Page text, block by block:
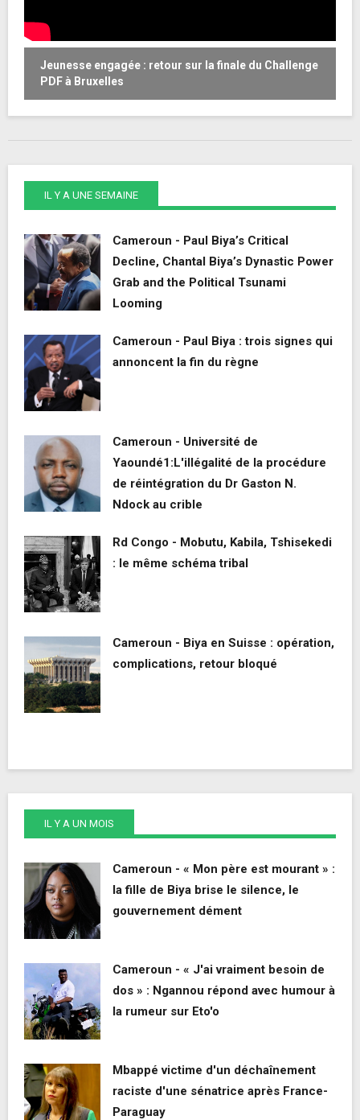
Jeunesse engagée : retour sur la finale du Challenge
PDF à Bruxelles
IL Y A UNE SEMAINE
Cameroun - Paul Biya’s Critical
Decline, Chantal Biya’s Dynastic Power
Grab and the Political Tsunami
Looming
Cameroun - Paul Biya : trois signes qui
annoncent la fin du règne
Cameroun - Université de
Yaoundé1:L'illégalité de la procédure
de réintégration du Dr Gaston N.
Ndock au crible
Rd Congo - Mobutu, Kabila, Tshisekedi
: le même schéma tribal
Cameroun - Biya en Suisse : opération,
complications, retour bloqué
IL Y A UN MOIS
Cameroun - « Mon père est mourant » :
la fille de Biya brise le silence, le
gouvernement dément
Cameroun - « J'ai vraiment besoin de
dos » : Ngannou répond avec humour à
la rumeur sur Eto'o
Mbappé victime d'un déchaînement
raciste d'une sénatrice après France-
Paraguay